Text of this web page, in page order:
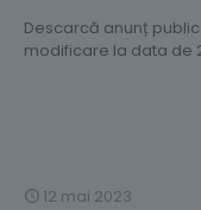
Descarcă anunț public
modificare la data de
12 mai 2023